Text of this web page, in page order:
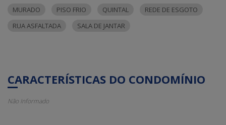
MURADO
PISO FRIO QUINTAL
REDE DE ESGOTO
RUA ASFALTADA
SALA DE JANTAR
CARACTERÍSTICAS DO CONDOMÍNIO
Não Informado